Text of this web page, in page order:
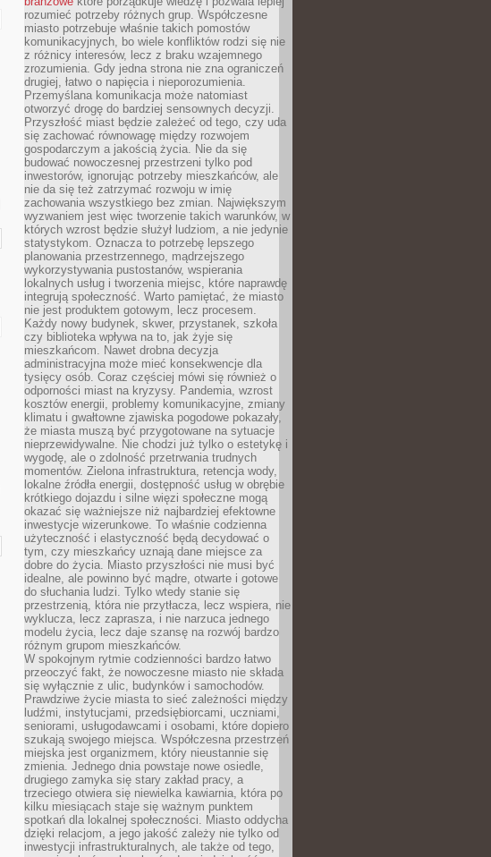
rozumieć potrzeby różnych grup. Współczesne
miasto potrzebuje właśnie takich pomostów
komunikacyjnych, bo wiele konfliktów rodzi się nie
z różnicy interesów, lecz z braku wzajemnego
zrozumienia. Gdy jedna strona nie zna ograniczeń
drugiej, łatwo o napięcia i nieporozumienia.
Przemyślana komunikacja może natomiast
otworzyć drogę do bardziej sensownych decyzji.
Przyszłość miast będzie zależeć od tego, czy uda
się zachować równowagę między rozwojem
gospodarczym a jakością życia. Nie da się
budować nowoczesnej przestrzeni tylko pod
inwestorów, ignorując potrzeby mieszkańców, ale
nie da się też zatrzymać rozwoju w imię
zachowania wszystkiego bez zmian. Największym
wyzwaniem jest więc tworzenie takich warunków, w
których wzrost będzie służył ludziom, a nie jedynie
statystykom. Oznacza to potrzebę lepszego
planowania przestrzennego, mądrzejszego
wykorzystywania pustostanów, wspierania
lokalnych usług i tworzenia miejsc, które naprawdę
integrują społeczność. Warto pamiętać, że miasto
nie jest produktem gotowym, lecz procesem.
Każdy nowy budynek, skwer, przystanek, szkoła
czy biblioteka wpływa na to, jak żyje się
mieszkańcom. Nawet drobna decyzja
administracyjna może mieć konsekwencje dla
tysięcy osób. Coraz częściej mówi się również o
odporności miast na kryzysy. Pandemia, wzrost
kosztów energii, problemy komunikacyjne, zmiany
klimatu i gwałtowne zjawiska pogodowe pokazały,
że miasta muszą być przygotowane na sytuacje
nieprzewidywalne. Nie chodzi już tylko o estetykę i
wygodę, ale o zdolność przetrwania trudnych
momentów. Zielona infrastruktura, retencja wody,
lokalne źródła energii, dostępność usług w obrębie
krótkiego dojazdu i silne więzi społeczne mogą
okazać się ważniejsze niż najbardziej efektowne
inwestycje wizerunkowe. To właśnie codzienna
użyteczność i elastyczność będą decydować o
tym, czy mieszkańcy uznają dane miejsce za
dobre do życia. Miasto przyszłości nie musi być
idealne, ale powinno być mądre, otwarte i gotowe
do słuchania ludzi. Tylko wtedy stanie się
przestrzenią, która nie przytłacza, lecz wspiera, nie
wyklucza, lecz zaprasza, i nie narzuca jednego
modelu życia, lecz daje szansę na rozwój bardzo
różnym grupom mieszkańców.
W spokojnym rytmie codzienności bardzo łatwo
przeoczyć fakt, że nowoczesne miasto nie składa
się wyłącznie z ulic, budynków i samochodów.
Prawdziwe życie miasta to sieć zależności między
ludźmi, instytucjami, przedsiębiorcami, uczniami,
seniorami, usługodawcami i osobami, które dopiero
szukają swojego miejsca. Współczesna przestrzeń
miejska jest organizmem, który nieustannie się
zmienia. Jednego dnia powstaje nowe osiedle,
drugiego zamyka się stary zakład pracy, a
trzeciego otwiera się niewielka kawiarnia, która po
kilku miesiącach staje się ważnym punktem
spotkań dla lokalnej społeczności. Miasto oddycha
dzięki relacjom, a jego jakość zależy nie tylko od
inwestycji infrastrukturalnych, ale także od tego,